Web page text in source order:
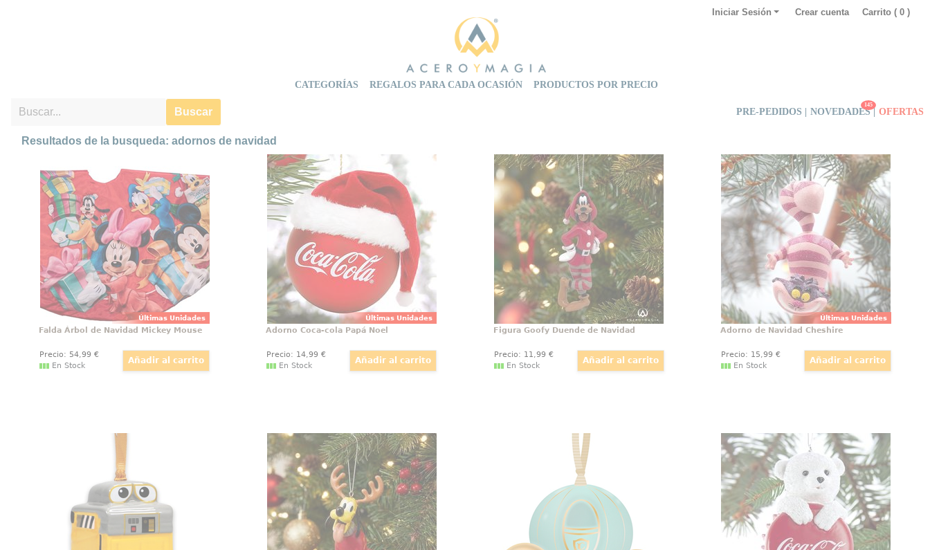
Carrito ( 0 )
Crear cuenta
Iniciar Sesión
CATEGORÍAS REGALOS PARA CADA OCASIÓN PRODUCTOS POR PRECIO
Buscar PRE-PEDIDOS | NOVEDADES
145
| OFERTAS
Resultados de la busqueda: adornos de navidad
Últimas Unidades
Mouse
Dale a tu árbol de Navidad un
toque mágico y lleno de alegría
con la Falda Árbol de Navidad
Mickey, Minnie y Pluto. Esta
encantadora falda de satén de
120 cm añadirá el toque final
perfecto a tu decoración navideña
Falda Árbol de Navidad Mickey Mouse
Precio: 54,99 €
En Stock
Últimas Unidades
Adorno Coca-cola Papá Noel
¡Celebra la Navidad con un toque
de alegría y frescura con la Bola
de Coca-Cola adornada con un
gorro de Papá Noel! Este adorno
festivo te permite añadir un
destello de espíritu navideño a tu
árbol, sin necesidad de adentrarte
en detalles complicados.
Adorno Coca-cola Papá Noel
Precio: 14,99 €
En Stock
Figura Goofy Duende de Navidad
Divertido adorno de Navidad de
Goofy disfrazado de Duende de
Navidad. Pon un toque Disney a tu
árbol de Navidad con este
preciosos adorno que ha sido
moldeado y pintado para
parecerse al carismático Goofy.
Figura Goofy Duende de Navidad
Precio: 11,99 €
En Stock
Últimas Unidades
Adorno de Navidad Cheshire
Dale un toque mágico a tu
Navidad con el adorno de
Cheshire basado en el clásico
"Alicia en el País de las
Maravillas". Este adorno festivo te
permite añadir un toque Disney
único a tu árbol, sin necesidad de
adentrarte en detalles
complicados.
Adorno de Navidad Cheshire
Precio: 15,99 €
En Stock
Adorno de Navidad Wall-E
Divertido adorno de Navidad de
Wall-E basado en la pelicula de
Pixar Wall-E. Pon un toque Disney
a tu árbol de Navidad con este
preciosos adorno que ha sido
moldeado y pintado para
parecerse al carismático Wall-e.
Figura Pluto Reno de Navidad
Divertido adorno de Navidad de
Pluto disfrazado de Reno de
Navidad. Pon un toque Disney a tu
árbol de Navidad con este
preciosos adorno que ha sido
moldeado y pintado para
parecerse al carismático Pluto.
Adorno de Navidad Carroza de la
Entrañable adorno de la carroza
de la Cenicienta basado en
clásico de Disney La Cenicienta.
Pon un toque Disney a tu árbol de
Navidad con este preciosos
adorno
Adorno Osito Coca-Cola
Precioso Osito de Coca-Cola para
adornar tu árbol de Navidad. Este
precioso adorno navideño está
realizado en resina. ¡Y tú también
puede agregar un osito de Coca-
Cola a tu árbol!